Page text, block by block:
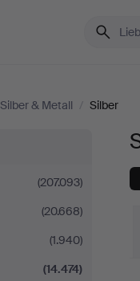
Silber & Metall / Silber
(207.093)
(20.668)
(1.940)
(14.474)